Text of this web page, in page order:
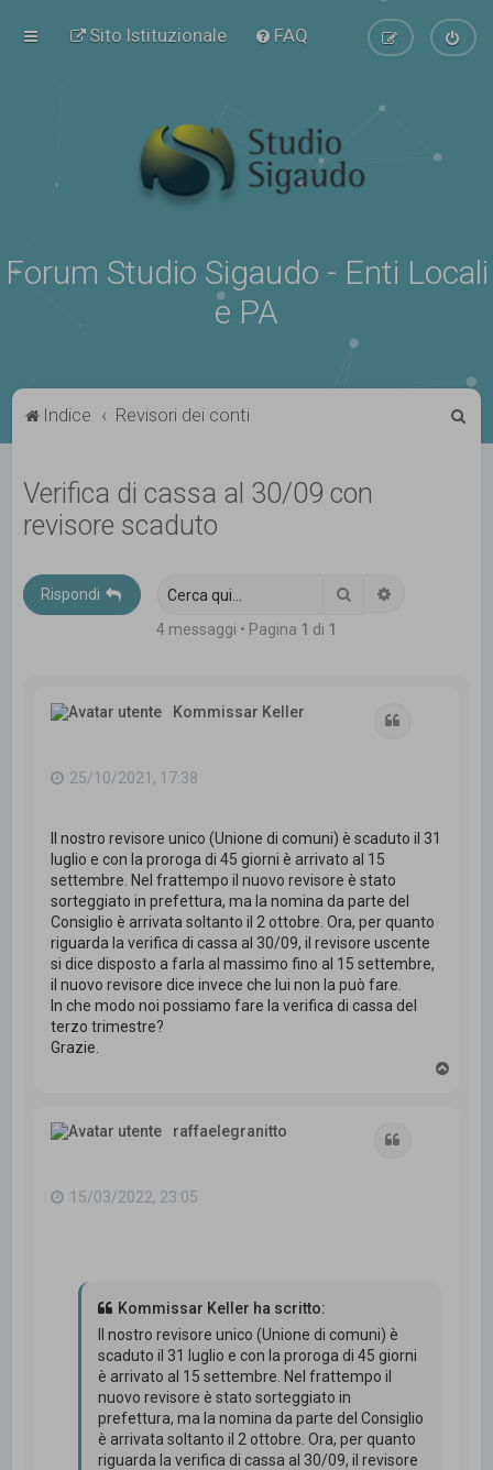
Sito Istituzionale FAQ
Forum Studio Sigaudo - Enti Locali
e PA
Indice Revisori dei conti
Verifica di cassa al 30/09 con
revisore scaduto
Rispondi Cerca
4 messaggi • Pagina 1 di 1
Kommissar Keller
25/10/2021, 17:38
Il nostro revisore unico (Unione di comuni) è scaduto il 31
luglio e con la proroga di 45 giorni è arrivato al 15
settembre. Nel frattempo il nuovo revisore è stato
sorteggiato in prefettura, ma la nomina da parte del
Consiglio è arrivata soltanto il 2 ottobre. Ora, per quanto
riguarda la verifica di cassa al 30/09, il revisore uscente
si dice disposto a farla al massimo fino al 15 settembre,
il nuovo revisore dice invece che lui non la può fare.
In che modo noi possiamo fare la verifica di cassa del
terzo trimestre?
Grazie.
raffaelegranitto
15/03/2022, 23:05
Kommissar Keller ha scritto:
Il nostro revisore unico (Unione di comuni) è
scaduto il 31 luglio e con la proroga di 45 giorni
è arrivato al 15 settembre. Nel frattempo il
nuovo revisore è stato sorteggiato in
prefettura, ma la nomina da parte del Consiglio
è arrivata soltanto il 2 ottobre. Ora, per quanto
riguarda la verifica di cassa al 30/09, il revisore